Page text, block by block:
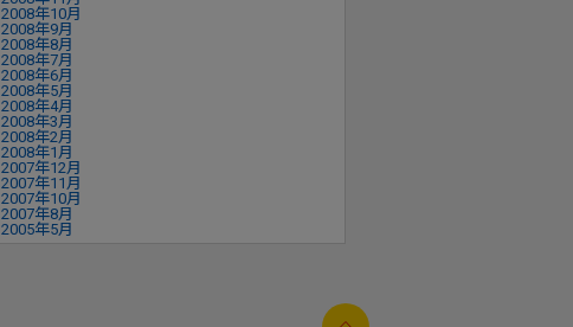
2008年10月
2008年9月
2008年8月
2008年7月
2008年6月
2008年5月
2008年4月
2008年3月
2008年2月
2008年1月
2007年12月
2007年11月
2007年10月
2007年8月
2005年5月